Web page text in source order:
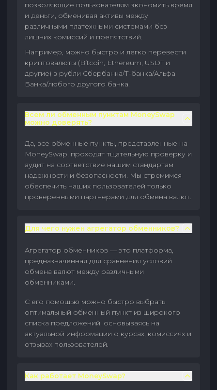
позволяющие пользователям экономить время
и деньги, обменивая активы между
различными платежными системами без
лишних комиссий и препятствий.
Например, можно быстро и легко перевести
криптовалюты (Bitcoin, Ethereum, USDT и
другие) в рубли Сбербанка/Т-банка/Альфа
Банка/любого другого банка.
Всем ли обменным пунктам MoneySwap
можно доверять?
Да, все обменные пункты, представленные на
MoneySwap, проходят тщательную проверку и
аудит на соответствие нашим стандартам
надежности и безопасности. Мы стремимся
обеспечить наших пользователей только
проверенными партнерами для обмена валют.
Для чего нужен агрегатор обменников?
Агрегатор обменников — это платформа,
предназначенная для сравнения условий
обмена валют между различными
обменниками.
С его помощью можно быстро выбрать
оптимальный обменный пункт из широкого
списка предложений, основываясь на
актуальной информации о курсах, комиссиях и
отзывах пользователей.
Как работает MoneySwap?